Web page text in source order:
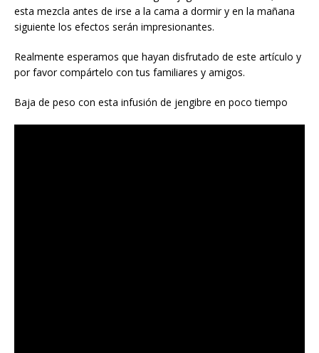
esta mezcla antes de irse a la cama a dormir y en la mañana
siguiente los efectos serán impresionantes.
Realmente esperamos que hayan disfrutado de este artículo y
por favor compártelo con tus familiares y amigos.
Baja de peso con esta infusión de jengibre en poco tiempo